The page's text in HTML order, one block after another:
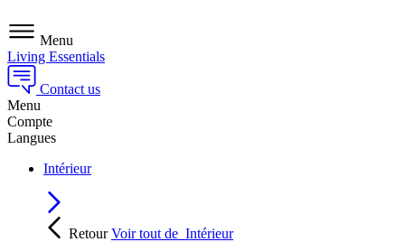
Menu
Living Essentials
Contact us
Menu
Compte
Langues
Intérieur
RetourVoir tout de Intérieur